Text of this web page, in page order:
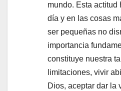
mundo. Esta actitud
día y en las cosas
ser pequeñas no
importancia
constituye nuestra
limitaciones, vivir
Dios, aceptar dar la